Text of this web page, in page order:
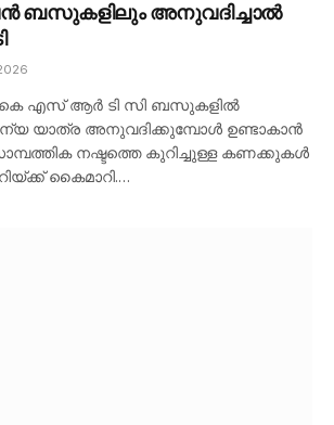
ബസുകളിലും അനുവദിച്ചാൽ
കെ എസ് ആർ ടി സി ബസുകളിൽ
യാത്ര അനുവദിക്കുമ്പോൾ ഉണ്ടാകാൻ
നഷ്ടത്തെ കുറിച്ചുള്ള കണക്കുകൾ
കൈമാറി.…